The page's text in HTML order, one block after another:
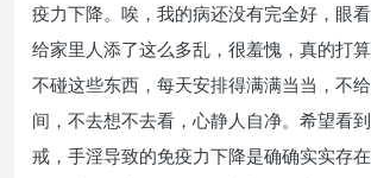
疫力下降。唉，我的病还没有完全好，眼
给家里人添了这么多乱，很羞愧，真的打
不碰这些东西，每天安排得满满当当，不
间，不去想不去看，心静人自净。希望看
戒，手淫导致的免疫力下降是确确实实存